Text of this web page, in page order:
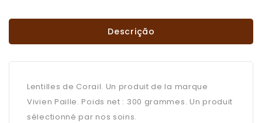
Descrição
Lentilles de Corail. Un produit de la marque
Vivien Paille. Poids net : 300 grammes. Un produit
sélectionné par nos soins.